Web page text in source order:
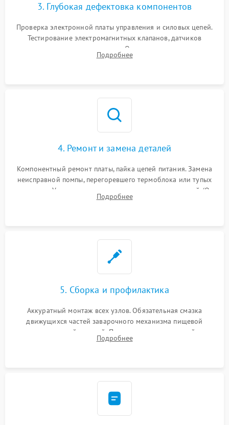
3. Глубокая дефектовка компонентов
Проверка электронной платы управления и силовых цепей.
Тестирование электромагнитных клапанов, датчиков
температуры и расходомера. Оценка степени износа
жерновов кофемолки, уплотнительных колец гидросистемы
Подробнее
4. Ремонт и замена деталей
Компонентный ремонт платы, пайка цепей питания. Замена
неисправной помпы, перегоревшего термоблока или тупых
жерновов. Установка новых силиконовых уплотнителей (O-
ring) и тефлоновых трубок для надежного устранения
Подробнее
5. Сборка и профилактика
Аккуратный монтаж всех узлов. Обязательная смазка
движущихся частей заварочного механизма пищевой
силиконовой смазкой. Проведение программной
декальцинации и очистки системы от кофейных масел.
Подробнее